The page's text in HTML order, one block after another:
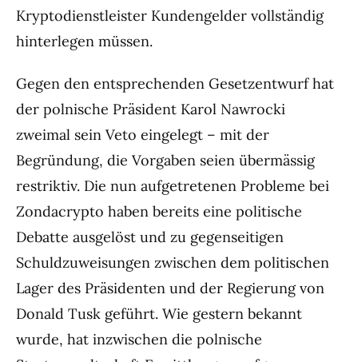
Kryptodienstleister Kundengelder vollständig
hinterlegen müssen.
Gegen den entsprechenden Gesetzentwurf hat
der polnische Präsident Karol Nawrocki
zweimal sein Veto eingelegt – mit der
Begründung, die Vorgaben seien übermässig
restriktiv. Die nun aufgetretenen Probleme bei
Zondacrypto haben bereits eine politische
Debatte ausgelöst und zu gegenseitigen
Schuldzuweisungen zwischen dem politischen
Lager des Präsidenten und der Regierung von
Donald Tusk geführt. Wie gestern bekannt
wurde, hat inzwischen die polnische